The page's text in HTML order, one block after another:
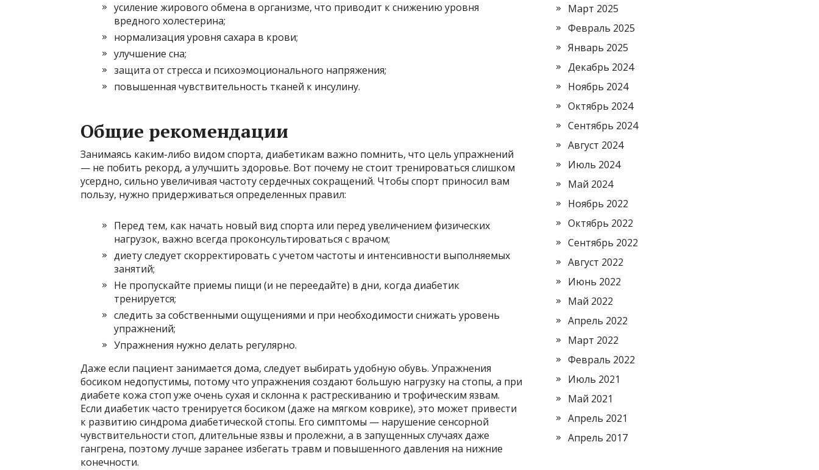
усиление жирового обмена в организме, что приводит к снижению уровня
вредного холестерина;
нормализация уровня сахара в крови;
улучшение сна;
защита от стресса и психоэмоционального напряжения;
повышенная чувствительность тканей к инсулину.
Общие рекомендации
Занимаясь каким-либо видом спорта, диабетикам важно помнить, что цель упражнений
— не побить рекорд, а улучшить здоровье. Вот почему не стоит тренироваться слишком
усердно, сильно увеличивая частоту сердечных сокращений. Чтобы спорт приносил вам
пользу, нужно придерживаться определенных правил:
Перед тем, как начать новый вид спорта или перед увеличением физических
нагрузок, важно всегда проконсультироваться с врачом;
диету следует скорректировать с учетом частоты и интенсивности выполняемых
занятий;
Не пропускайте приемы пищи (и не переедайте) в дни, когда диабетик
тренируется;
следить за собственными ощущениями и при необходимости снижать уровень
упражнений;
Упражнения нужно делать регулярно.
Даже если пациент занимается дома, следует выбирать удобную обувь. Упражнения
босиком недопустимы, потому что упражнения создают большую нагрузку на стопы, а при
диабете кожа стоп уже очень сухая и склонна к растрескиванию и трофическим язвам.
Если диабетик часто тренируется босиком (даже на мягком коврике), это может привести
к развитию синдрома диабетической стопы. Его симптомы — нарушение сенсорной
чувствительности стоп, длительные язвы и пролежни, а в запущенных случаях даже
гангрена, поэтому лучше заранее избегать травм и повышенного давления на нижние
конечности.
Март 2025
Февраль 2025
Январь 2025
Декабрь 2024
Ноябрь 2024
Октябрь 2024
Сентябрь 2024
Август 2024
Июль 2024
Май 2024
Ноябрь 2022
Октябрь 2022
Сентябрь 2022
Август 2022
Июнь 2022
Май 2022
Апрель 2022
Март 2022
Февраль 2022
Июль 2021
Май 2021
Апрель 2021
Апрель 2017